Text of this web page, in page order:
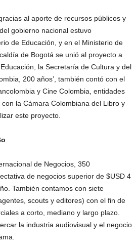
al aporte de recursos públicos y
gobierno nacional estuvo
de Educación, y en el Ministerio de
de Bogotá se unió al proyecto a
la Secretaría de Cultura y del
200 años’, también contó con el
y Cine Colombia, entidades
la Cámara Colombiana del Libro y
este proyecto.
de Negocios, 350
de negocios superior de $USD 4
También contamos con siete
scouts y editores) con el fin de
a corto, mediano y largo plazo.
la industria audiovisual y el negocio